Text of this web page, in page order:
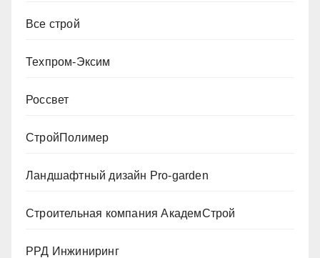
Все строй
Техпром-Эксим
Россвет
СтройПолимер
Ландшафтный дизайн Pro-garden
Строительная компания АкадемСтрой
РРД Инжиниринг